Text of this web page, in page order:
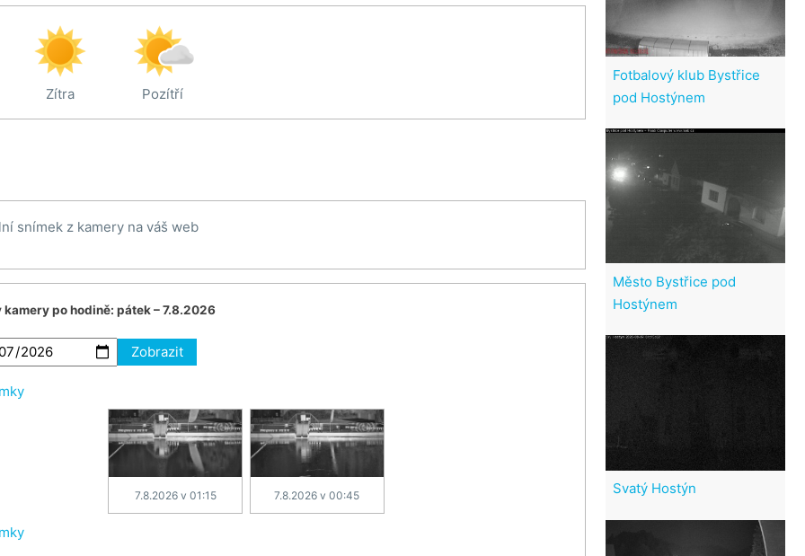
Zítra Pozítří
snímek z kamery na váš web
kamery po hodině: pátek – 7.8.2026
Zobrazit
7.8.2026 v 01:15 7.8.2026 v 00:45
Fotbalový klub Bystřice
pod Hostýnem
Město Bystřice pod
Hostýnem
Svatý Hostýn